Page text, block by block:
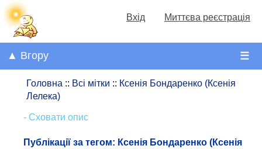
Вхід Миттєва реєстрація
☰
▲ Вгору
Головна :: Всі мітки :: Ксенія Бондаренко (Ксенія
Лелека)
- Сховати опис
Публікації за тегом: Ксенія Бондаренко (Ксенія